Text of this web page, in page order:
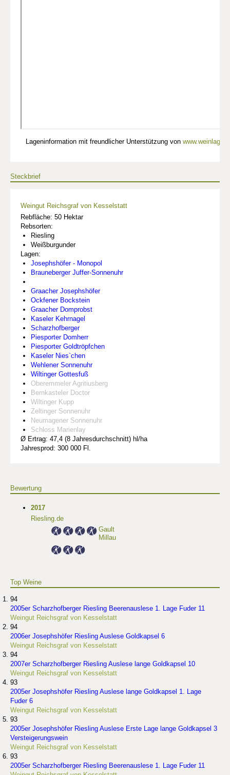
Lageninformation mit freundlicher Unterstützung von
Steckbrief
Weingut Reichsgraf von Kesselstatt
Rebfläche: 50 Hektar
Rebsorten:
Riesling
Weißburgunder
Lagen:
Josephshöfer - Monopol
Brauneberger Juffer-Sonnenuhr
Graacher Josephshöfer
Ockfener Bockstein
Graacher Domprobst
Kaseler Kehrnagel
Scharzhofberger
Piesporter Domherr
Piesporter Goldtröpfchen
Kaseler Nies`chen
Wehlener Sonnenuhr
Wiltinger Gottesfuß
Oberemmeler Agritiusberg
Bernkasteler Doctor
Wiltinger Kupp
Zeltinger Sonnenuhr
Neumagener Sonnenuhr
Schloss Marienlay
Ø Ertrag: 47,4 (8 Jahresdurchschnitt) hl/ha
Jahresprod: 300 000 Fl.
Bewertung
2017
Riesling.de
Gault
Millau
Top Weine
94
2005er Scharzhofberger Riesling Beerenauslese 1. Lage Fuder 11
Weingut Reichsgraf von Kesselstatt
94
2006er Josephshöfer Riesling Auslese Goldkapsel 6
Weingut Reichsgraf von Kesselstatt
94
2007er Scharzhofberger Riesling Auslese lange Goldkapsel 10
Weingut Reichsgraf von Kesselstatt
93
2005er Josephshöfer Riesling Auslese lange Goldkapsel 1. Lage
Fuder 6
Weingut Reichsgraf von Kesselstatt
93
2005er Josephshöfer Riesling Auslese Erste Lage lange Goldkapsel 3
Versteigerungswein
Weingut Reichsgraf von Kesselstatt
93
2005er Scharzhofberger Riesling Beerenauslese 1. Lage Fuder 11